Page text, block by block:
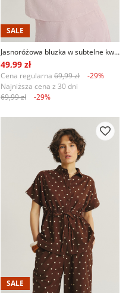
SALE
Jasnoróżowa bluzka w subtelne kwiaty
49,99 zł
Cena regularna 69,99 zł
-29%
Najniższa cena z 30 dni
69,99 zł
-29%
SALE